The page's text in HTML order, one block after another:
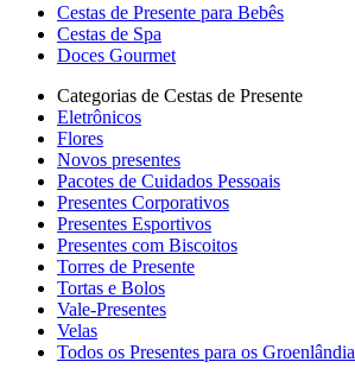
Cestas de Presente para Bebês
Cestas de Spa
Doces Gourmet
Categorias de Cestas de Presente
Eletrônicos
Flores
Novos presentes
Pacotes de Cuidados Pessoais
Presentes Corporativos
Presentes Esportivos
Presentes com Biscoitos
Torres de Presente
Tortas e Bolos
Vale-Presentes
Velas
Todos os Presentes para os Groenlândia